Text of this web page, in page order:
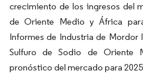
crecimiento de los ingresos del
de Oriente Medio y África
Informes de Industria de
Sulfuro de Sodio de Oriente
pronóstico del mercado para